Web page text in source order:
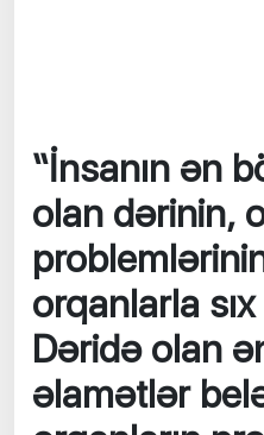
“İnsanın ən
olan dərinin,
orqanlarla sıx
Dəridə olan
əlamətlər